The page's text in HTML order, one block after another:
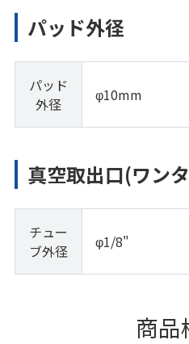
パッド外径
パッド
外径
φ10mm
真空取出口(ワン
チュー
ブ外径
φ1/8"
商品